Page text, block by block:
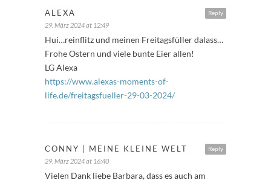
Reply
ALEXA
29. März 2024 at 12:49
Hui…reinflitz und meinen Freitagsfüller dalass…
Frohe Ostern und viele bunte Eier allen!
LG Alexa
https://www.alexas-moments-of-
life.de/freitagsfueller-29-03-2024/
Reply
CONNY | MEINE KLEINE WELT
29. März 2024 at 16:40
Vielen Dank liebe Barbara, dass es auch am